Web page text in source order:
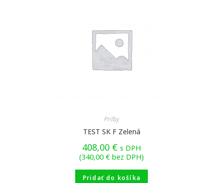
Prilby
TEST SK F Zelená
408,00 € s DPH
(340,00 € bez DPH)
Pridať do košíka